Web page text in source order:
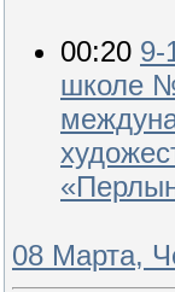
00:20 9-
школе
08 Марта,